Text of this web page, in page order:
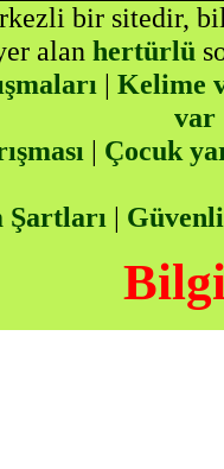
bir sitedir,
alan hertürlü
| Kelime
var
| Çocuk
Şartları |
Bilgi